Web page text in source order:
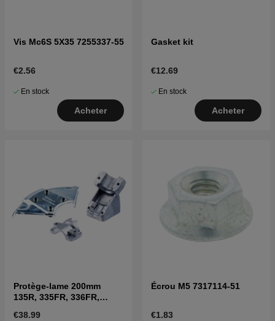
Vis Mc6S 5X35 7255337-55
€2.56
En stock
Acheter
Gasket kit
€12.69
En stock
Acheter
Protège-lame 200mm
135R, 335FR, 336FR,
€38.99
Écrou M5 7317114-51
€1.83